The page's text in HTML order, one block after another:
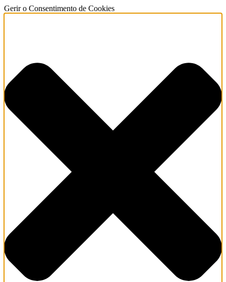
Gerir o Consentimento de Cookies